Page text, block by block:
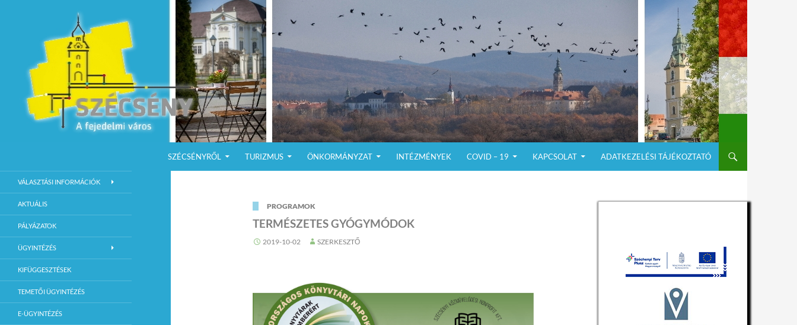
SZÉCSÉNYRŐL
TURIZMUS ÖNKORMÁNYZAT INTÉZMÉNYEK COVID – 19 KAPCSOLAT ADATKEZELÉSI TÁJÉKOZTATÓ
PROGRAMOK
TERMÉSZETES GYÓGYMÓDOK
2019-10-02 SZERKESZTŐ
Szécsény Város Hivatalos Weboldala
VÁLASZTÁSI INFORMÁCIÓK
AKTUÁLIS
PÁLYÁZATOK
ÜGYINTÉZÉS
KIFÜGGESZTÉSEK
TEMETŐI ÜGYINTÉZÉS
E-ÜGYINTÉZÉS